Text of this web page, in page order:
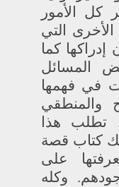
كل الأمور
الأخرى التي
كما
المسائل
في فهمها
والمنطقي
تطلب هذا
كتاب قصة
على
وكله